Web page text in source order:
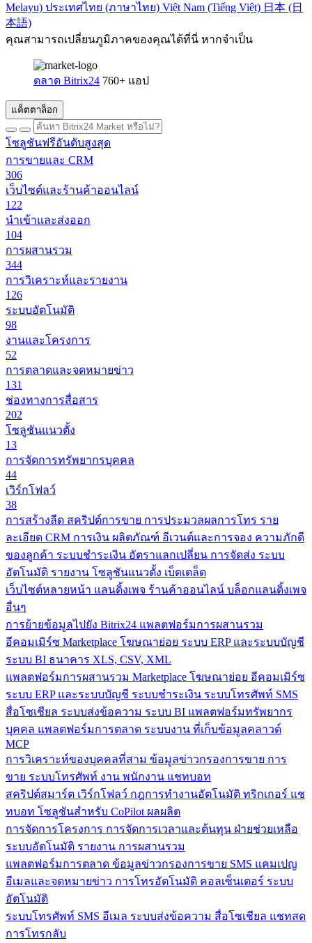
Melayu) ประเทศไทย (ภาษาไทย) Việt Nam (Tiếng Việt) 日本 (日
本語)
คุณสามารถเปลี่ยนภูมิภาคของคุณได้ที่นี่ หากจำเป็น
ตลาด Bitrix24 760+ แอป
แค็ตตาล็อก
โซลูชันฟรีอันดับสูงสุด
การขายและ CRM
306
เว็บไซต์และร้านค้าออนไลน์
122
นำเข้าและส่งออก
104
การผสานรวม
344
การวิเคราะห์และรายงาน
126
ระบบอัตโนมัติ
98
งานและโครงการ
52
การตลาดและจดหมายข่าว
131
ช่องทางการสื่อสาร
202
โซลูชันแนวตั้ง
13
การจัดการทรัพยากรบุคคล
44
เวิร์กโฟลว์
38
การสร้างลีด สคริปต์การขาย การประมวลผลการโทร ราย
ละเอียด CRM การเงิน ผลิตภัณฑ์ อีเวนต์และการจอง ความภักดี
ของลูกค้า ระบบชำระเงิน อัตราแลกเปลี่ยน การจัดส่ง ระบบ
อัตโนมัติ รายงาน โซลูชันแนวตั้ง เบ็ดเตล็ด
เว็บไซต์หลายหน้า แลนดิ้งเพจ ร้านค้าออนไลน์ บล็อกแลนดิ้งเพจ
อื่นๆ
การย้ายข้อมูลไปยัง Bitrix24 แพลตฟอร์มการผสานรวม
อีคอมเมิร์ซ Marketplace โฆษณาย่อย ระบบ ERP และระบบบัญชี
ระบบ BI ธนาคาร XLS, CSV, XML
แพลตฟอร์มการผสานรวม Marketplace โฆษณาย่อย อีคอมเมิร์ซ
ระบบ ERP และระบบบัญชี ระบบชำระเงิน ระบบโทรศัพท์ SMS
สื่อโซเชียล ระบบส่งข้อความ ระบบ BI แพลตฟอร์มทรัพยากร
บุคคล แพลตฟอร์มการตลาด ระบบงาน ที่เก็บข้อมูลคลาวด์
MCP
การวิเคราะห์ของบุคคลที่สาม ข้อมูลข่าวกรองการขาย การ
ขาย ระบบโทรศัพท์ งาน พนักงาน แชทบอท
สคริปต์สมาร์ต เวิร์กโฟลว์ กฎการทำงานอัตโนมัติ ทริกเกอร์ แช
ทบอท โซลูชันสำหรับ CoPilot ผลผลิต
การจัดการโครงการ การจัดการเวลาและต้นทุน ฝ่ายช่วยเหลือ
ระบบอัตโนมัติ รายงาน การผสานรวม
แพลตฟอร์มการตลาด ข้อมูลข่าวกรองการขาย SMS แคมเปญ
อีเมลและจดหมายข่าว การโทรอัตโนมัติ คอลเซ็นเตอร์ ระบบ
อัตโนมัติ
ระบบโทรศัพท์ SMS อีเมล ระบบส่งข้อความ สื่อโซเชียล แชทสด
การโทรกลับ